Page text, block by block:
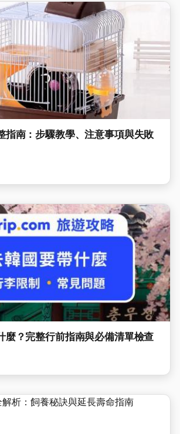
指南：步驟教學、注意事項與失敗
麼？完整行前指南與必備清單檢查